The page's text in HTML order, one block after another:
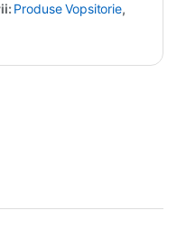
Produse Vopsitorie,